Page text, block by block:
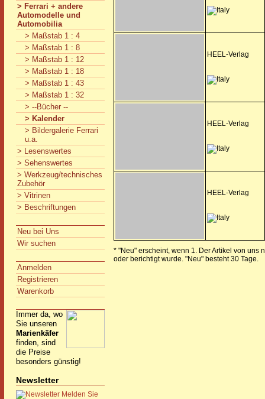
> Ferrari + andere
Automodelle und
Automobilia
> Maßstab 1 : 4
> Maßstab 1 : 8
> Maßstab 1 : 12
> Maßstab 1 : 18
> Maßstab 1 : 43
> Maßstab 1 : 32
> --Bücher --
> Kalender
> Bildergalerie Ferrari
u.a.
> Lesenswertes
> Sehenswertes
> Werkzeug/technisches
Zubehör
> Vitrinen
> Beschriftungen
Neu bei Uns
Wir suchen
Anmelden
Registrieren
Warenkorb
Immer da, wo
Sie unseren
Marienkäfer
finden, sind
die Preise
besonders günstig!
Newsletter
Melden Sie
HEEL-Verlag
HEEL-Verlag
HEEL-Verlag
* "Neu" erscheint, wenn 1. Der Artikel von uns
oder berichtigt wurde. "Neu" besteht 30 Tage.